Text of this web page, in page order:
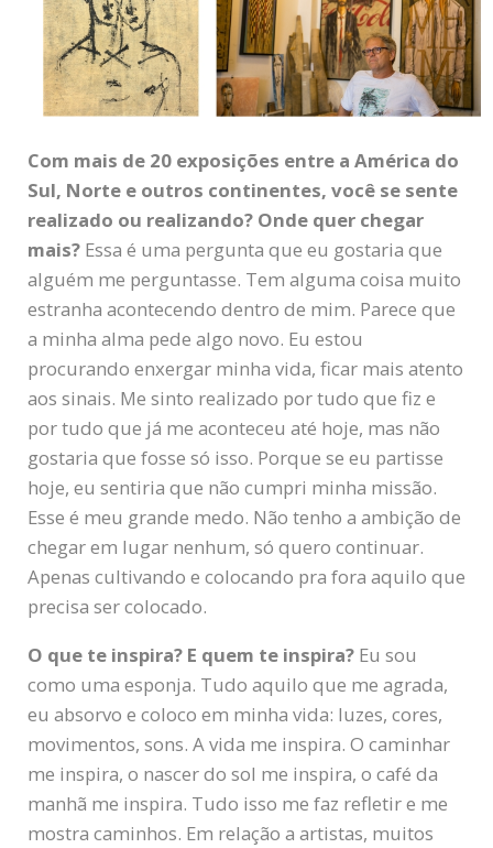
Com mais de 20 exposições entre a América do
Sul, Norte e outros continentes, você se sente
realizado ou realizando? Onde quer chegar
mais? Essa é uma pergunta que eu gostaria que
alguém me perguntasse. Tem alguma coisa muito
estranha acontecendo dentro de mim. Parece que
a minha alma pede algo novo. Eu estou
procurando enxergar minha vida, ficar mais atento
aos sinais. Me sinto realizado por tudo que fiz e
por tudo que já me aconteceu até hoje, mas não
gostaria que fosse só isso. Porque se eu partisse
hoje, eu sentiria que não cumpri minha missão.
Esse é meu grande medo. Não tenho a ambição de
chegar em lugar nenhum, só quero continuar.
Apenas cultivando e colocando pra fora aquilo que
precisa ser colocado.
O que te inspira? E quem te inspira? Eu sou
como uma esponja. Tudo aquilo que me agrada,
eu absorvo e coloco em minha vida: luzes, cores,
movimentos, sons. A vida me inspira. O caminhar
me inspira, o nascer do sol me inspira, o café da
manhã me inspira. Tudo isso me faz refletir e me
mostra caminhos. Em relação a artistas, muitos